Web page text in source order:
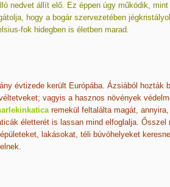
nedvet állít elő. Ez éppen úgy működik, mint
hogy a bogár szervezetében
fok hidegben is életben marad.
évtizede került Európába. Ázsiából hozták
vagyis a hasznos növények
remekül feltalálta magát, annyira,
életterét is lassan mind elfoglalja. Ősszel
lakásokat, téli búvóhelyeket